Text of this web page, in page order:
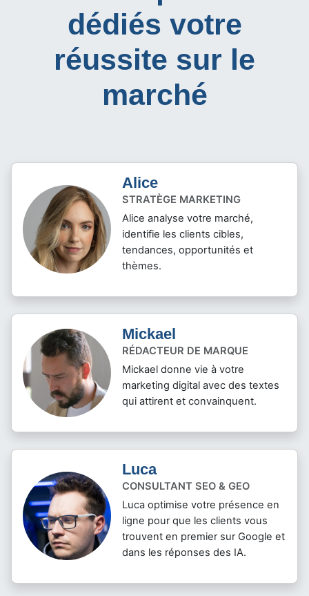
dédiés votre
réussite sur le
marché
Alice
STRATÈGE MARKETING
Alice analyse votre marché,
identifie les clients cibles,
tendances, opportunités et
thèmes.
Mickael
RÉDACTEUR DE MARQUE
Mickael donne vie à votre
marketing digital avec des textes
qui attirent et convainquent.
Luca
CONSULTANT SEO & GEO
Luca optimise votre présence en
ligne pour que les clients vous
trouvent en premier sur Google et
dans les réponses des IA.